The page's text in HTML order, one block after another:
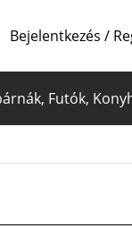
Bejelentkezés /
Futók,